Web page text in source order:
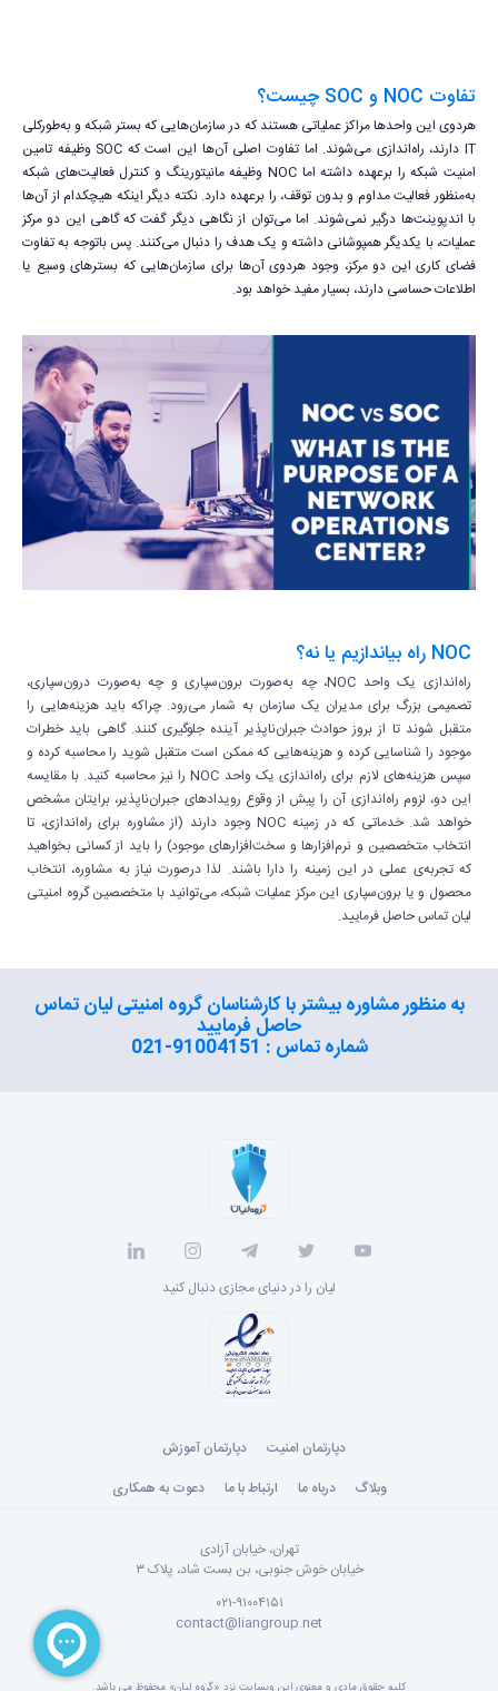
تفاوت NOC و SOC چیست؟
هردوی این واحدها مراکز عملیاتی هستند که در سازمان‌هایی که بستر شبکه و به‌طورکلی
IT دارند، راه‌اندازی می‌شوند. اما تفاوت اصلی آن‌ها این است که SOC وظیفه تامین
امنیت شبکه را برعهده داشته اما NOC وظیفه مانیتورینگ و کنترل فعالیت‌های شبکه
به‌منظور فعالیت مداوم و بدون توقف، را برعهده دارد. نکته دیگر اینکه هیچکدام از آن‌ها
با اندپوینت‌ها درگیر نمی‌شوند. اما می‌توان از نگاهی دیگر گفت که گاهی این دو مرکز
عملیات، با یکدیگر همپوشانی داشته و یک هدف را دنبال می‌کنند. پس باتوجه به تفاوت
فضای کاری این دو مرکز، وجود هردوی آن‌ها برای سازمان‌هایی که بسترهای وسیع یا
اطلاعات حساسی دارند، بسیار مفید خواهد بود.
NOC راه بیاندازیم یا نه؟
راه‌اندازی یک واحد NOC، چه به‌صورت برون‌سپاری و چه به‌صورت درون‌سپاری،
تصمیمی بزرگ برای مدیران یک سازمان به شمار می‌رود. چراکه باید هزینه‌هایی را
متقبل شوند تا از بروز حوادث جبران‌ناپذیر آینده جلوگیری کنند. گاهی باید خطرات
موجود را شناسایی کرده و هزینه‌هایی که ممکن است متقبل شوید را محاسبه کرده و
سپس هزینه‌های لازم برای راه‌اندازی یک واحد NOC را نیز محاسبه کنید. با مقایسه
این دو، لزوم راه‌اندازی آن را پیش از وقوع رویدادهای جبران‌ناپذیر، برایتان مشخص
خواهد شد. خدماتی که در زمینه NOC وجود دارند (از مشاوره برای راه‌اندازی، تا
انتخاب متخصصین و نرم‌افزارها و سخت‌افزارهای موجود) را باید از کسانی بخواهید
که تجربه‌ی عملی در این زمینه را دارا باشند. لذا درصورت نیاز به مشاوره، انتخاب
محصول و یا برون‌سپاری این مرکز عملیات شبکه، می‌توانید با متخصصین گروه امنیتی
لیان تماس حاصل فرمایید.
به منظور مشاوره بیشتر با کارشناسان گروه امنیتی لیان تماس
حاصل فرمایید
شماره تماس : 91004151-021
دپارتمان امنیت دپارتمان آموزش
لیان را در دنیای مجازی دنبال کنید
وبلاگ درباه ما ارتباط با ما دعوت به همکاری
تهران، خیابان آزادی
خیابان خوش جنوبی، بن بست شاد، پلاک ۳
۰۲۱-۹۱۰۰۴۱۵۱
contact@liangroup.net